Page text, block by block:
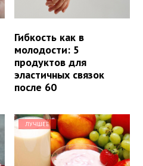
Гибкость как в
молодости: 5
продуктов для
эластичных связок
после 60
ЛУЧШЕЕ